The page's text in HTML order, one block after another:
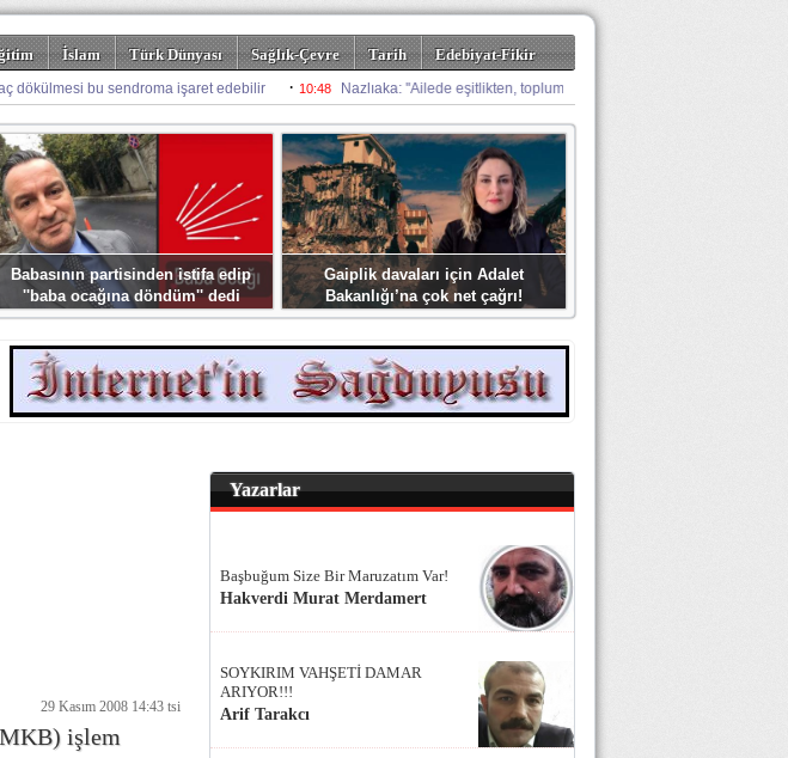
İslam Türk Dünyası Sağlık-Çevre Tarih
Edebiyat-Fikir
Babasının partisinden istifa edip
''baba ocağına döndüm'' dedi
Gaiplik davaları için Adalet
Bakanlığı’na çok net çağrı!
29 Kasım 2008 14:43 tsi
işlem
Yazarlar
Başbuğum Size Bir Maruzatım Var!
Hakverdi Murat Merdamert
SOYKIRIM VAHŞETİ DAMAR
ARIYOR!!!
Arif Tarakcı